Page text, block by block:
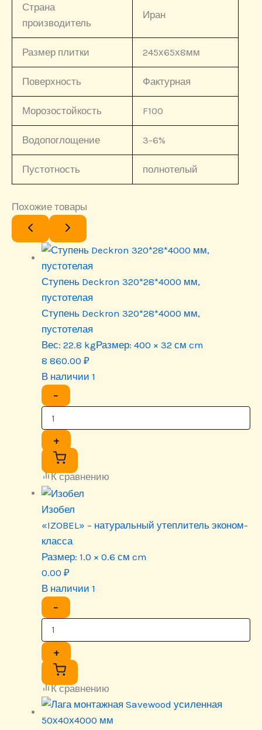
Страна
производитель
Иран
Размер плитки 245х65х8мм
Поверхность Фактурная
Морозостойкость F100
Водопоглощение 3-6%
Пустотность полнотелый
Похожие товары
Ступень Deckron 320*28*4000 мм,
пустотелая
Ступень Deckron 320*28*4000 мм,
пустотелая
Вес: 22.8 kgРазмер: 400 × 32 см cm
8 860.00 ₽
В наличии 1
−
+
К сравнению
Изобел
«IZOBEL» – натуральный утеплитель эконом-
класса
Размер: 1.0 × 0.6 см cm
0.00 ₽
В наличии 1
−
+
К сравнению